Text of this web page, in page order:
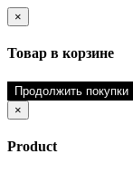
×
Товар в корзине
Продолжить покупки
×
Product